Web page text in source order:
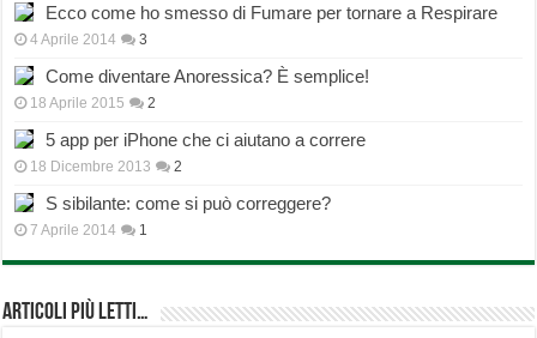
Ecco come ho smesso di Fumare per tornare a Respirare
4 Aprile 2014 3
Come diventare Anoressica? È semplice!
18 Aprile 2015 2
5 app per iPhone che ci aiutano a correre
18 Dicembre 2013 2
S sibilante: come si può correggere?
7 Aprile 2014 1
Articoli più Letti…